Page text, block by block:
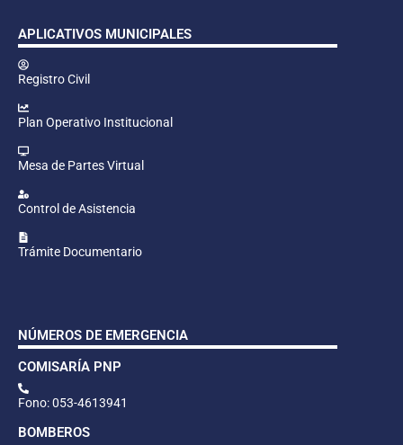
APLICATIVOS MUNICIPALES
Registro Civil
Plan Operativo Institucional
Mesa de Partes Virtual
Control de Asistencia
Trámite Documentario
NÚMEROS DE EMERGENCIA
COMISARÍA PNP
Fono: 053-4613941
BOMBEROS